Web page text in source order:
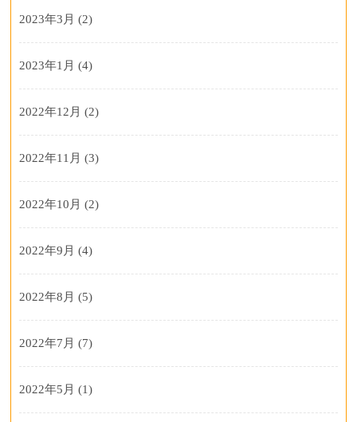
2023年3月 (2)
2023年1月 (4)
2022年12月 (2)
2022年11月 (3)
2022年10月 (2)
2022年9月 (4)
2022年8月 (5)
2022年7月 (7)
2022年5月 (1)